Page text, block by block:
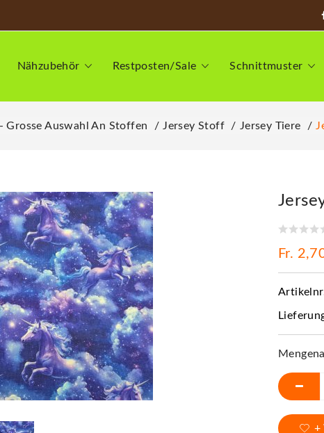
Nähzubehör Restposten/Sale Schnittmuster
Auswahl An Stoffen Jersey Stoff Jersey Tiere
Fr.
+